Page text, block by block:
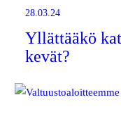
28.03.24
Yllättääkö
kevät?